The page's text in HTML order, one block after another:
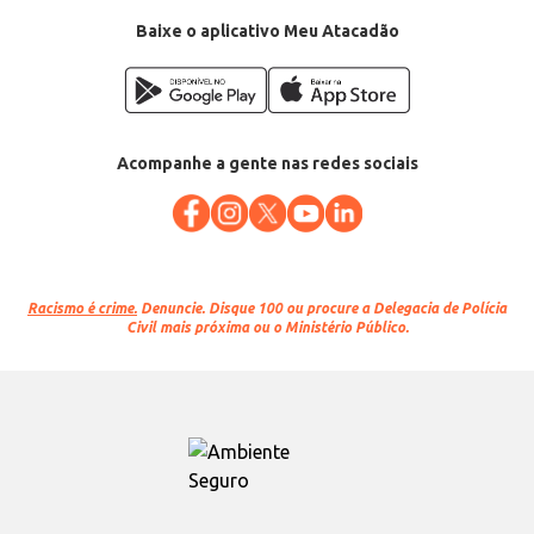
Baixe o aplicativo Meu Atacadão
Acompanhe a gente nas redes sociais
Racismo é crime. Denuncie. Disque 100 ou procure a Delegacia de Polícia
Civil mais próxima ou o Ministério Público.